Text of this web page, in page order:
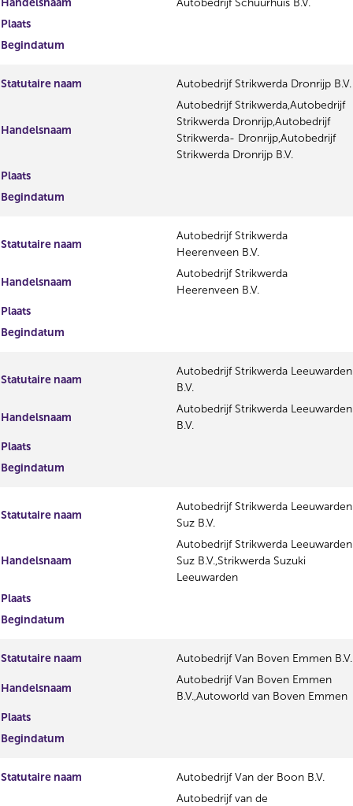
Handelsnaam
Autobedrijf Schuurhuis B.V.
Plaats
Begindatum
Statutaire naam Autobedrijf Strikwerda Dronrijp B.V.
Handelsnaam
Autobedrijf Strikwerda,Autobedrijf
Strikwerda Dronrijp,Autobedrijf
Strikwerda- Dronrijp,Autobedrijf
Strikwerda Dronrijp B.V.
Plaats
Begindatum
Statutaire naam
Autobedrijf Strikwerda
Heerenveen B.V.
Handelsnaam
Autobedrijf Strikwerda
Heerenveen B.V.
Plaats
Begindatum
Statutaire naam
Autobedrijf Strikwerda Leeuwarden
B.V.
Handelsnaam
Autobedrijf Strikwerda Leeuwarden
B.V.
Plaats
Begindatum
Statutaire naam
Autobedrijf Strikwerda Leeuwarden
Suz B.V.
Handelsnaam
Autobedrijf Strikwerda Leeuwarden
Suz B.V.,Strikwerda Suzuki
Leeuwarden
Plaats
Begindatum
Statutaire naam Autobedrijf Van Boven Emmen B.V.
Handelsnaam
Autobedrijf Van Boven Emmen
B.V.,Autoworld van Boven Emmen
Plaats
Begindatum
Statutaire naam Autobedrijf Van der Boon B.V.
Autobedrijf van de